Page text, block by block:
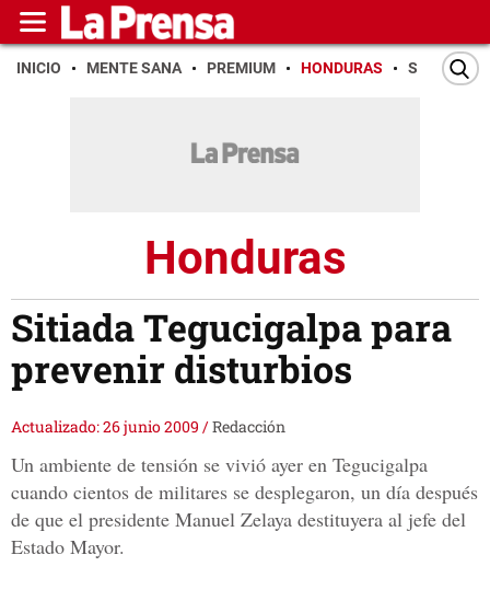
INICIO MENTE SANA PREMIUM HONDURAS SAN PEDRO
Honduras
Sitiada Tegucigalpa para
prevenir disturbios
Actualizado: 26 junio 2009 /Redacción
Un ambiente de tensión se vivió ayer en Tegucigalpa
cuando cientos de militares se desplegaron, un día después
de que el presidente Manuel Zelaya destituyera al jefe del
Estado Mayor.